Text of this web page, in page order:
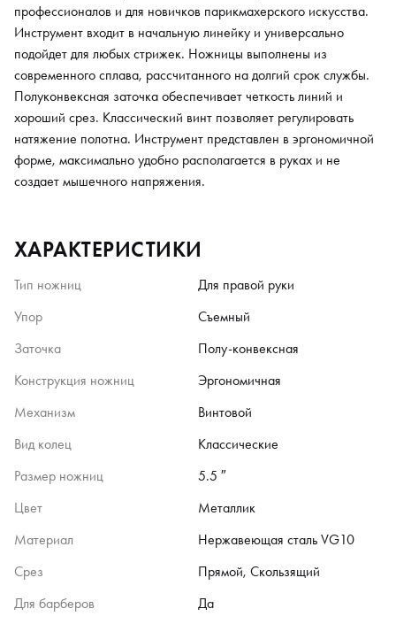
профессионалов и для новичков парикмахерского искусства.
Инструмент входит в начальную линейку и универсально
подойдет для любых стрижек. Ножницы выполнены из
современного сплава, рассчитанного на долгий срок службы.
Полуконвексная заточка обеспечивает четкость линий и
хороший срез. Классический винт позволяет регулировать
натяжение полотна. Инструмент представлен в эргономичной
форме, максимально удобно располагается в руках и не
создает мышечного напряжения.
ХАРАКТЕРИСТИКИ
Тип ножниц
Для правой руки
Упор
Съемный
Заточка
Полу-конвексная
Конструкция ножниц
Эргономичная
Механизм
Винтовой
Вид колец
Классические
Размер ножниц
5.5 ″
Цвет
Металлик
Материал
Нержавеющая сталь VG10
Срез
Прямой, Скользящий
Для барберов
Да